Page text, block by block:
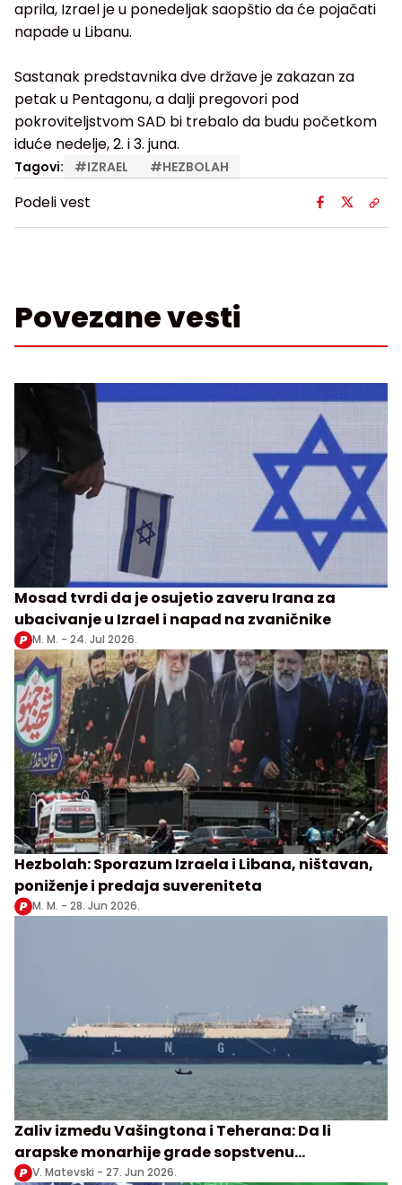
aprila, Izrael je u ponedeljak saopštio da će pojačati
napade u Libanu.
Sastanak predstavnika dve države je zakazan za
petak u Pentagonu, a dalji pregovori pod
pokroviteljstvom SAD bi trebalo da budu početkom
iduće nedelje, 2. i 3. juna.
Tagovi: #IZRAEL #HEZBOLAH
Podeli vest
Povezane vesti
Mosad tvrdi da je osujetio zaveru Irana za
ubacivanje u Izrael i napad na zvaničnike
M. M. - 24. Jul 2026.
Hezbolah: Sporazum Izraela i Libana, ništavan,
poniženje i predaja suvereniteta
M. M. - 28. Jun 2026.
Zaliv između Vašingtona i Teherana: Da li
arapske monarhije grade sopstvenu
bezbednosnu i energetsku arhitekturu?
V. Matevski - 27. Jun 2026.